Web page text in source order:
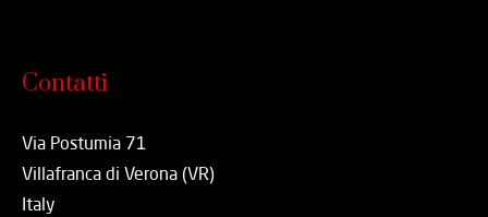
Contatti
Via Postumia 71
Villafranca di Verona (VR)
Italy